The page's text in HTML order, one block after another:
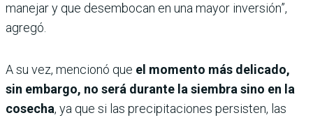
manejar y que desembocan en una mayor inversión”,
agregó.
A su vez, mencionó que el momento más delicado,
sin embargo, no será durante la siembra sino en la
cosecha, ya que si las precipitaciones persisten, las